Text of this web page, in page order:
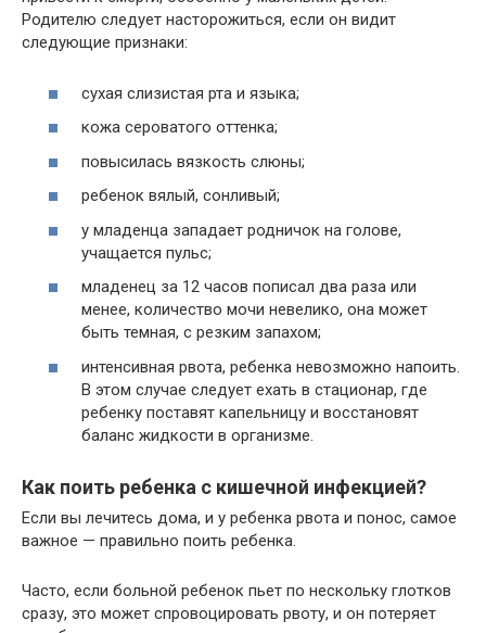
Родителю следует насторожиться, если он видит
следующие признаки:
сухая слизистая рта и языка;
кожа сероватого оттенка;
повысилась вязкость слюны;
ребенок вялый, сонливый;
у младенца западает родничок на голове,
учащается пульс;
младенец за 12 часов пописал два раза или
менее, количество мочи невелико, она может
быть темная, с резким запахом;
интенсивная рвота, ребенка невозможно напоить.
В этом случае следует ехать в стационар, где
ребенку поставят капельницу и восстановят
баланс жидкости в организме.
Как поить ребенка с кишечной инфекцией?
Если вы лечитесь дома, и у ребенка рвота и понос, самое
важное — правильно поить ребенка.
Часто, если больной ребенок пьет по нескольку глотков
сразу, это может спровоцировать рвоту, и он потеряет